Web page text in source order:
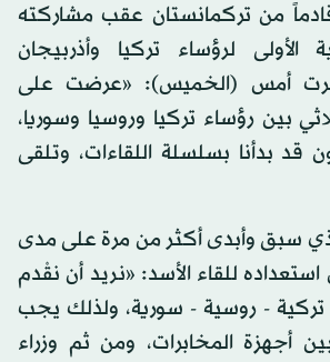
من تركمانستان عقب مشاركته
الأولى لرؤساء تركيا وأذربيجان
أمس (الخميس): «عرضت على
بين رؤساء تركيا وروسيا وسوريا،
قد بدأنا بسلسلة اللقاءات، وتلقى
سبق وأبدى أكثر من مرة على مدى
للقاء الأسد: «نريد أن نقْدم
- روسية - سورية، ولذلك يجب
أجهزة المخابرات، ومن ثم وزراء